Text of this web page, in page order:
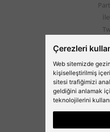
Çerezleri
Web sitemizde
kişiselleştirilmiş
sitesi trafiğimizi
geldiğini anlamak
teknolojilerini